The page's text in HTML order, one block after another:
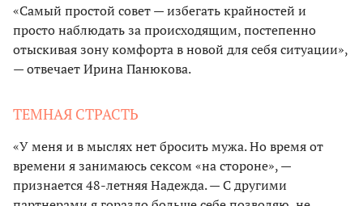
«Самый простой совет — избегать крайностей и
просто наблюдать за происходящим, постепенно
отыскивая зону комфорта в новой для себя ситуации»,
— отвечает Ирина Панюкова.
ТЕМНАЯ СТРАСТЬ
«У меня и в мыслях нет бросить мужа. Но время от
времени я занимаюсь сексом «на стороне», —
признается 48-летняя Надежда. — С другими